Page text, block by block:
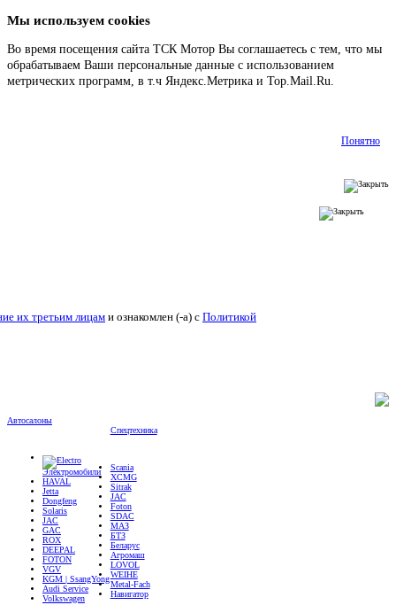
Мы используем cookies
Во время посещения сайта ТСК Мотор Вы соглашаетесь с тем, что мы
обрабатываем Ваши персональные данные с использованием
метрических программ, в т.ч Яндекс.Метрика и Top.Mail.Ru.
Понятно
их третьим лицами ознакомлен (-а) cПолитикой конфиденциальности
Электромобили
HAVAL
Jetta
Dongfeng
Solaris
JAC
GAC
ROX
DEEPAL
FOTON
VGV
KGM | SsangYong
Audi Service
Volkswagen
Service
XCMG
Sitrak
JAC
Foton
SDAC
МАЗ
БТЗ
Беларус
Агромаш
LOVOL
WEIHE
Metal-Fach
Навигатор
Мототехника